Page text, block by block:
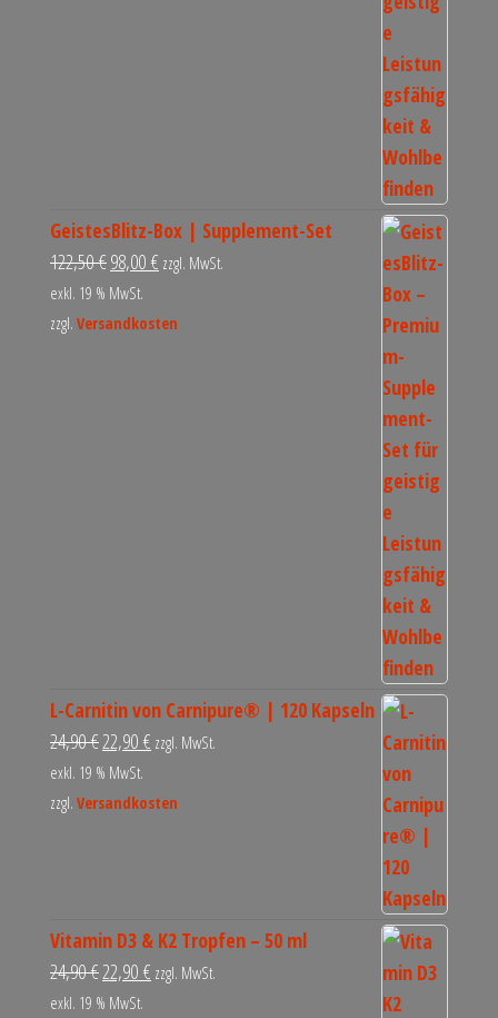
GeistesBlitz-Box | Supplement-Set
122,50€98,00 € zzgl. MwSt.
exkl. 19 % MwSt.
zzgl. Versandkosten
L-Carnitin von Carnipure® | 120 Kapseln
24,90€22,90 € zzgl. MwSt.
exkl. 19 % MwSt.
zzgl. Versandkosten
Vitamin D3 & K2 Tropfen – 50 ml
24,90€22,90 € zzgl. MwSt.
exkl. 19 % MwSt.